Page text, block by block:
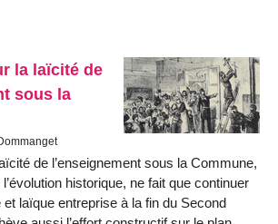
la laïcité de
sous la
de l’enseignement sous la Commune,
historique, ne fait que continuer
et laïque entreprise à la fin du Second